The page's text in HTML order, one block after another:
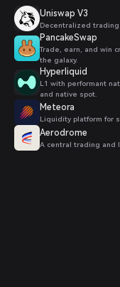
Uniswap V3
Decentralized trading
PancakeSwap
Trade, earn, and win
the galaxy.
Hyperliquid
L1 with performant
and native spot.
Meteora
Liquidity platform for
Aerodrome
A central trading and